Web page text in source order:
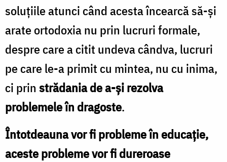
soluţiile atunci când acesta încearcă să-şi
arate ortodoxia nu prin lucruri formale,
despre care a citit undeva cândva, lucruri
pe care le-a primit cu mintea, nu cu inima,
ci prin strădania de a-şi rezolva
problemele în dragoste.
Întotdeauna vor fi probleme în educaţie,
aceste probleme vor fi dureroase